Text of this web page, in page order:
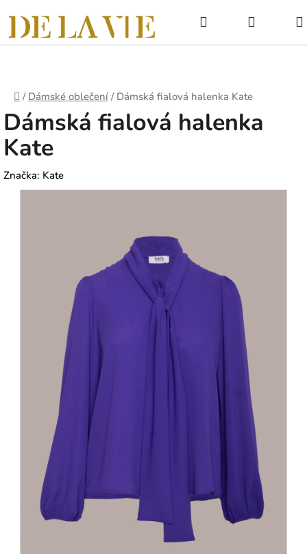
na
obsah
NÁKUPNÍ
KOŠÍK
Domů
/ Dámské oblečení / Dámská fialová halenka Kate
Dámská fialová halenka
Kate
Značka: Kate